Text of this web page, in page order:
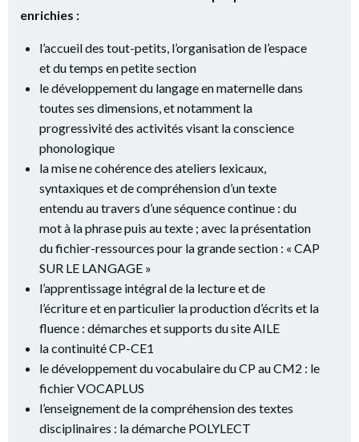
enrichies :
l’accueil des tout-petits, l’organisation de l’espace
et du temps en petite section
le développement du langage en maternelle dans
toutes ses dimensions, et notamment la
progressivité des activités visant la conscience
phonologique
la mise ne cohérence des ateliers lexicaux,
syntaxiques et de compréhension d’un texte
entendu au travers d’une séquence continue : du
mot à la phrase puis au texte ; avec la présentation
du fichier-ressources pour la grande section : « CAP
SUR LE LANGAGE »
l’apprentissage intégral de la lecture et de
l’écriture et en particulier la production d’écrits et la
fluence : démarches et supports du site AILE
la continuité CP-CE1
le développement du vocabulaire du CP au CM2 : le
fichier VOCAPLUS
l’enseignement de la compréhension des textes
disciplinaires : la démarche POLYLECT